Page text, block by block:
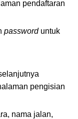
pendaftaran
passworduntuk
pengisian
nama jalan,